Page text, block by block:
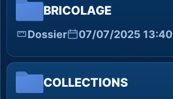
BRICOLAGE
Dossier 07/07/2025 13:40
COLLECTIONS